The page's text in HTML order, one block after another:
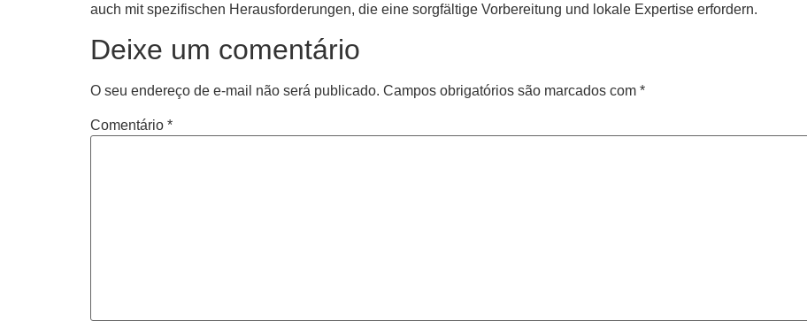
auch mit spezifischen Herausforderungen, die eine sorgfältige Vorbereitung und lokale Expertise erfordern.
Deixe um comentário
O seu endereço de e-mail não será publicado. Campos obrigatórios são marcados com *
Comentário *